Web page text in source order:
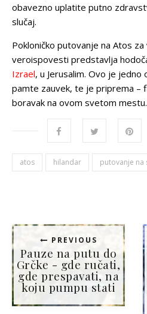
obavezno uplatite putno
slučaj.
Pokloničko putovanje na Atos
veroispovesti predstavlja
Izrael, u Jerusalim. Ovo je jedno
pamte zauvek, te je priprema –
boravak na ovom svetom mestu.
atos hilandar putovanje na
PREVIOUS
Pauze na putu do
Grčke - gde ručati,
gde prespavati, na
koju pumpu stati